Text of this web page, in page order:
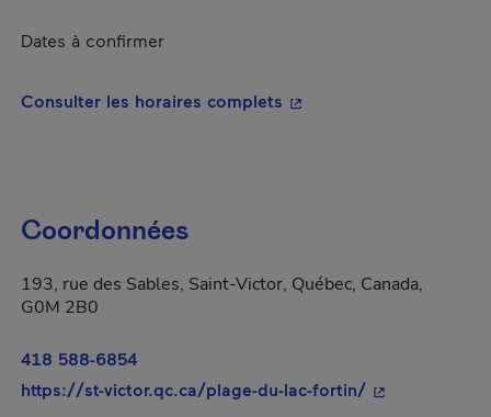
Dates à confirmer
Consulter les horaires complets - Cet hyperlien
Coordonnées
193, rue des Sables, Saint-Victor, Québec, Canada,
G0M 2B0
418 588-6854
https://st-victor.qc.ca/plage-du-lac-fortin/- Cet